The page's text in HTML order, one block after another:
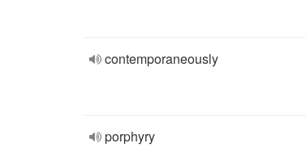
contemporaneously
porphyry